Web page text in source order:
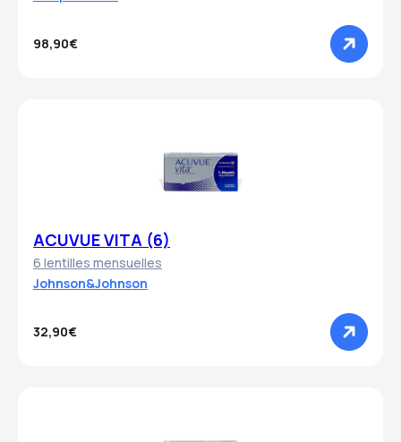
98,90€
ACUVUE VITA (6)
6 lentilles mensuelles
Johnson&Johnson
32,90€